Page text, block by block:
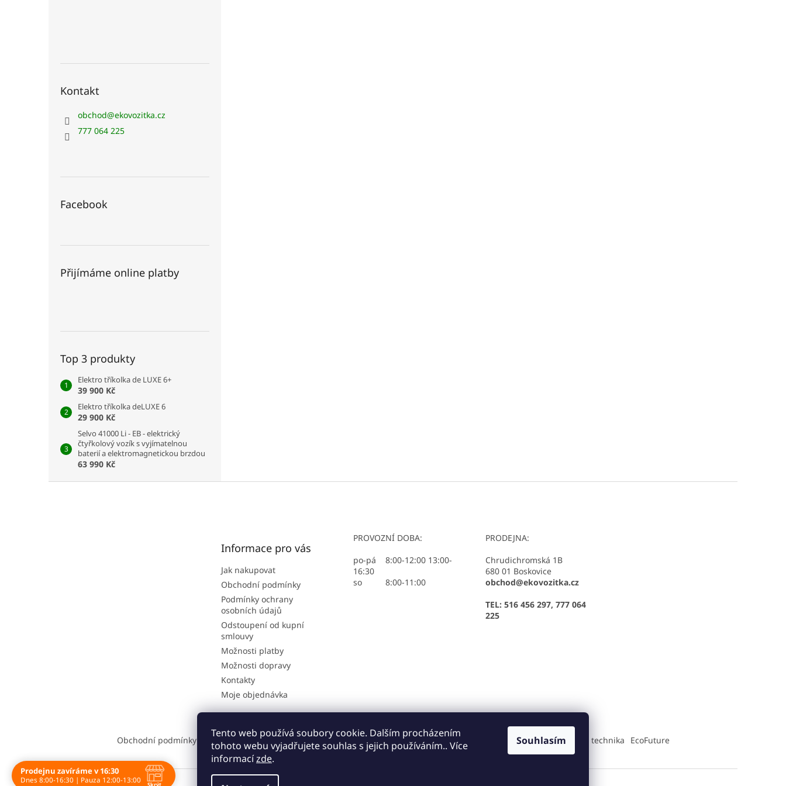
Tento web používá soubory cookie. Dalším procházením
tohoto webu vyjadřujete souhlas s jejich používáním.. Více
informacízde.
Souhlasím
Kontakt
obchod@ekovozitka.cz
777 064 225
Facebook
Přijímáme online platby
Top 3 produkty
Elektro tříkolka de LUXE 6+
39 900 Kč
Elektro tříkolka deLUXE 6
29 900 Kč
Selvo 41000 Li - EB - elektrický
čtyřkolový vozík s vyjímatelnou
baterií a elektromagnetickou brzdou
63 990 Kč
Informace pro vás
Jak nakupovat
Obchodní podmínky
Podmínky ochrany
osobních údajů
Odstoupení od kupní
smlouvy
Možnosti platby
Možnosti dopravy
Kontakty
Moje objednávka
PROVOZNÍ DOBA:
po-pá 8:00-12:00 13:00-
16:30
so 8:00-11:00
PRODEJNA:
Chrudichromská 1B
680 01 Boskovice
obchod@ekovozitka.cz
TEL: 516 456 297, 777 064
225
Obchodní podmínky Kontakt Možnosti platby Možnosti dopravy Podmínky ochrany osobních údajů Tlamka-zahradní technika EcoFuture
Prodejnu zavíráme v 16:30
Dnes 8:00-16:30 | Pauza 12:00-13:00